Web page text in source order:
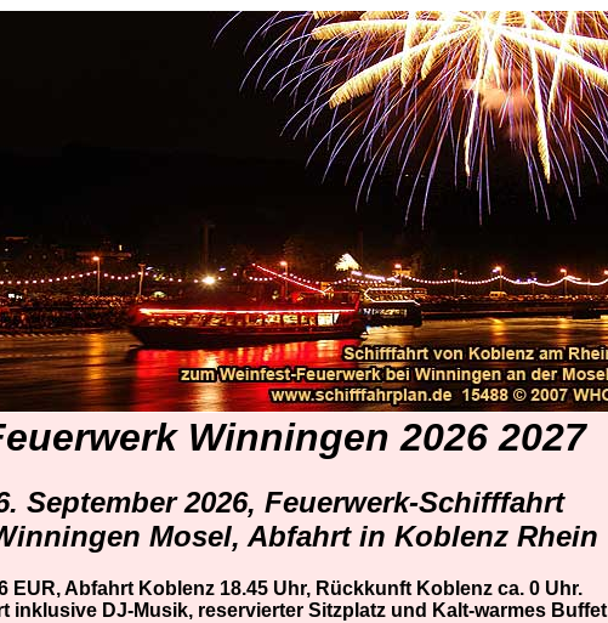
Winningen 2026 2027
September 2026, Feuerwerk-Schifffahrt
Mosel, Abfahrt in Koblenz Rhein
EUR, Abfahrt Koblenz 18.45 Uhr, Rückkunft Koblenz ca. 0 Uhr.
inklusive DJ-Musik, reservierter Sitzplatz und Kalt-warmes Buffet